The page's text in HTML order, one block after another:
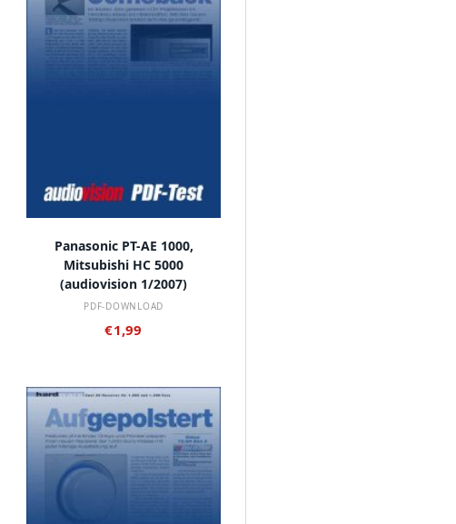
Panasonic PT-AE 1000,
Mitsubishi HC 5000
(audiovision 1/2007)
PDF-DOWNLOAD
€1,99